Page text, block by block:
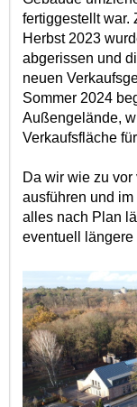
fertiggestellt war.
Herbst 2023
abgerissen und
neuen
Sommer 2024
Außengelände,
Verkaufsfläche
Da wir wie zu
ausführen und
alles nach Plan
eventuell längere